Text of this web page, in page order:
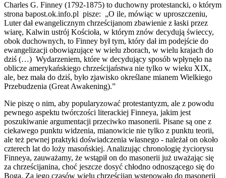
Charles G. Finney (1792-1875) to duchowny protestancki, o którym
strona bapost.ok.info.pl pisze: „O ile, mówiąc w uproszczeniu,
Luter dał ewangelicznym chrześcijanom zbawienie z łaski przez
wiarę, Kalwin ustrój Kościoła, w którym znów decydują świeccy,
obok duchownych, to Finney był tym, który dał im podejście do
ewangelizacji obowiązujące w wielu zborach, w wielu krajach do
dziś (…) Wydarzeniem, które w decydujący sposób wpłynęło na
oblicze amerykańskiego chrześcijaństwa nie tylko w wieku XIX,
ale, bez mała do dziś, było zjawisko określane mianem Wielkiego
Przebudzenia (Great Awakening).”
Nie piszę o nim, aby popularyzować protestantyzm, ale z powodu
pewnego aspektu twórczości literackiej Finneya, jakim jest
poszukiwanie argumentacji przeciwko masonerii. Pisane są one z
ciekawego punktu widzenia, mianowicie nie tylko z punktu teorii,
ale też pewnej praktyki doświadczenia własnego - należał on około
czterech lat do loży masońskiej. Analizując chronologię życiorysu
Finneya, zauważamy, że wstąpił on do masonerii już uważając się
za chrześcijanina, choć jeszcze dosyć chłodno odnoszącego się do
Boga. Za jego czasów wielu chrześcijan wstępowało do masonerii